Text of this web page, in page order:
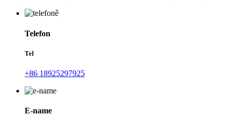
Telefon
Tel
+86 18925297925
E-name